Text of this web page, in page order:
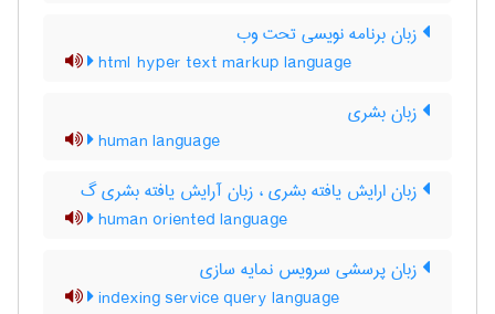
زبان برنامه نویسی تحت وب
html hyper text markup language
زبان بشری
human language
زبان ارایش یافته بشری ، زبان آرایش یافته بشری گ
human oriented language
زبان پرسشی سرویس نمایه سازی
indexing service query language